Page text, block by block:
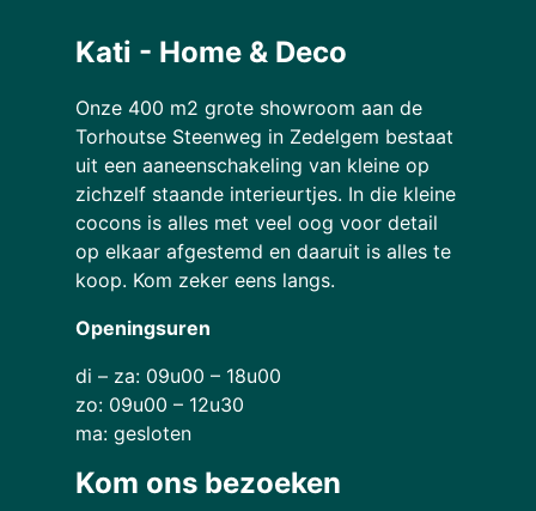
Kati - Home & Deco
Onze 400 m2 grote showroom aan de
Torhoutse Steenweg in Zedelgem bestaat
uit een aaneenschakeling van kleine op
zichzelf staande interieurtjes. In die kleine
cocons is alles met veel oog voor detail
op elkaar afgestemd en daaruit is alles te
koop. Kom zeker eens langs.
Openingsuren
di – za: 09u00 – 18u00
zo: 09u00 – 12u30
ma: gesloten
Kom ons bezoeken